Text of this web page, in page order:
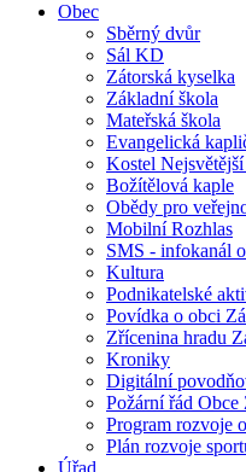
Obec
Sběrný dvůr
Sál KD
Zátorská kyselka
Základní škola
Mateřská škola
Evangelická
Kostel
Božítělová kaple
Obědy pro
Mobilní Rozhlas
SMS - infokanál
Kultura
Podnikatelské
Povídka o obci
Zřícenina hradu
Kroniky
Digitální
Požární řád Obce
Program rozvoje
Plán rozvoje
Úřad